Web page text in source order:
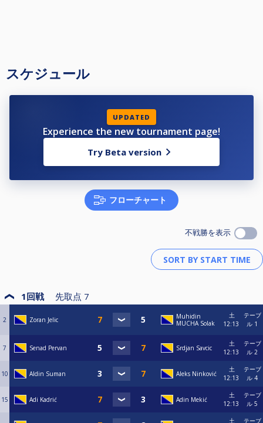
スケジュール
UPDATED
Experience the new tournament page!
Try Beta version
フローチャート
不戦勝を表示
1回戦 先取点 7
2 Zoran Jelic
Muhidin
MUCHA Solak
土
12:13
テーブ
ル 1
7 Senad Pervan Srdjan Savcic
土
12:13
テーブ
ル 2
10 Aldin Suman Aleks Ninković
土
12:13
テーブ
ル 4
15 Adi Kadrić Adin Mekić
土
12:13
テーブ
ル 5
土 テーブ